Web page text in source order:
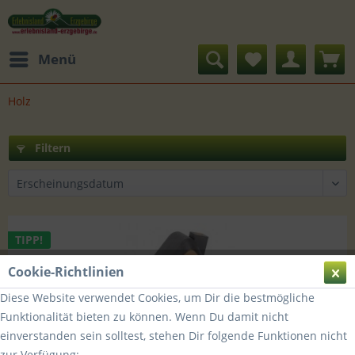
Menü
Holz
Filtern
TIPP!
Cookie-Richtlinien
Diese Website verwendet Cookies, um Dir die bestmögliche
Funktionalität bieten zu können. Wenn Du damit nicht
einverstanden sein solltest, stehen Dir folgende Funktionen nicht